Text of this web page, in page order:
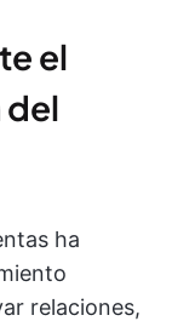
el
del
ha
relaciones,